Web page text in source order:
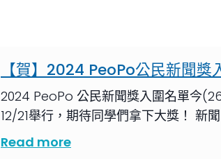
【賀】2024 PeoPo公民新聞獎
2024 PeoPo 公民新聞獎入圍名單今
12/21舉行，期待同學們拿下大獎！ 新
Read more